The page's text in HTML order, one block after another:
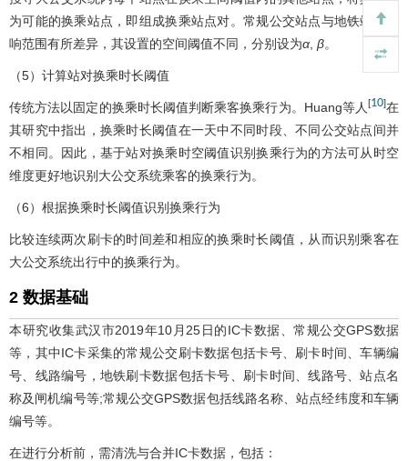
为可能的换乘站点，即组成换乘站点对。常规公交站点与地铁站点影
响范围有所差异，其设置的空间阈值不同，分别设为α β。
（5）计算站对换乘时长阈值
传统方法以固定的换乘时长阈值判断乘客换乘行为。Huang等人 [10]在
其研究中指出，换乘时长阈值在一天中不同时段、不同公交站点间并
不相同。因此，基于站对换乘时空阈值识别换乘行为的方法可从时空
维度更好地识别大公交系统乘客的换乘行为。
（6）根据换乘时长阈值识别换乘行为
比较连续两次刷卡的时间差和相应的换乘时长阈值，从而识别乘客在
大公交系统出行中的换乘行为。
2 数据基础
本研究收集武汉市2019年10月25日的IC卡数据、常规公交GPS数据
等，其中IC卡采集的常规公交刷卡数据包括卡号、刷卡时间、车辆编
号、线路编号，地铁刷卡数据包括卡号、刷卡时间、线路号、站点名
称及闸机编号等;常规公交GPS数据包括线路名称、站点经纬度和车辆
编号等。
在进行分析前，需清洗与合并IC卡数据，包括：